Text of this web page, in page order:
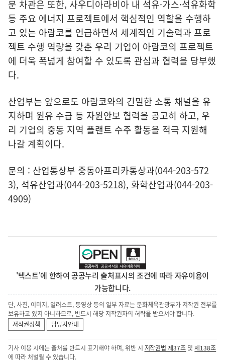
문 차관은 또한, 사우디아라비아 내 석유·가스·석유화학
등 주요 에너지 프로젝트에서 핵심적인 역할을 수행하
고 있는 아람코를 언급하면서 세계적인 기술력과 프로
젝트 수행 역량을 갖춘 우리 기업이 아람코의 프로젝트
에 더욱 폭넓게 참여할 수 있도록 관심과 협력을 당부했
다.
산업부는 앞으로도 아람코와의 긴밀한 소통 채널을 유
지하며 원유 수급 등 자원안보 협력을 공고히 하고, 우
리 기업의 중동 지역 플랜트 수주 활동을 적극 지원해
나갈 계획이다.
문의 : 산업통상부 중동아프리카통상과(044-203-572
3), 석유산업과(044-203-5218), 화학산업과(044-203-
4909)
'텍스트'에 한하여 공공누리 출처표시의 조건에 따라 자유이용이
가능합니다.
단, 사진, 이미지, 일러스트, 동영상 등의 일부 자료는 문화체육관광부가 저작권 전부를
보유하고 있지 아니하므로, 반드시 해당 저작권자의 허락을 받으셔야 합니다.
저작권정책
담당자안내
기사 이용 시에는 출처를 반드시 표기해야 하며, 위반 시 저작권법 제37조 및제138조
에 따라 처벌될 수 있습니다.